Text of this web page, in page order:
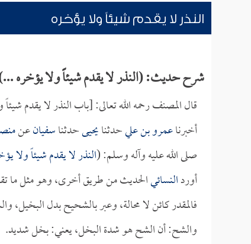
النذر لا يقدم شيئاً ولا يؤخره
شرح حديث: (النذر لا يقدم شيئاً ولا يؤخره
قال المصنف رحمه الله تعالى: [باب النذر لا يقدم
أخبرناعمرو بن عليحدثنايحيىحدثناسفيانعن
صلى الله عليه وآله وسلم: (النذر لا يقدم شيئاً ولا
أوردالنسائيالحديث من طريق أخرى، وهو مثل ما
فالمقدر كائن لا محالة، وعبر بالشحيح بدل
والشح: أن الشح هو شدة البخل، يعني: بخل شديد.